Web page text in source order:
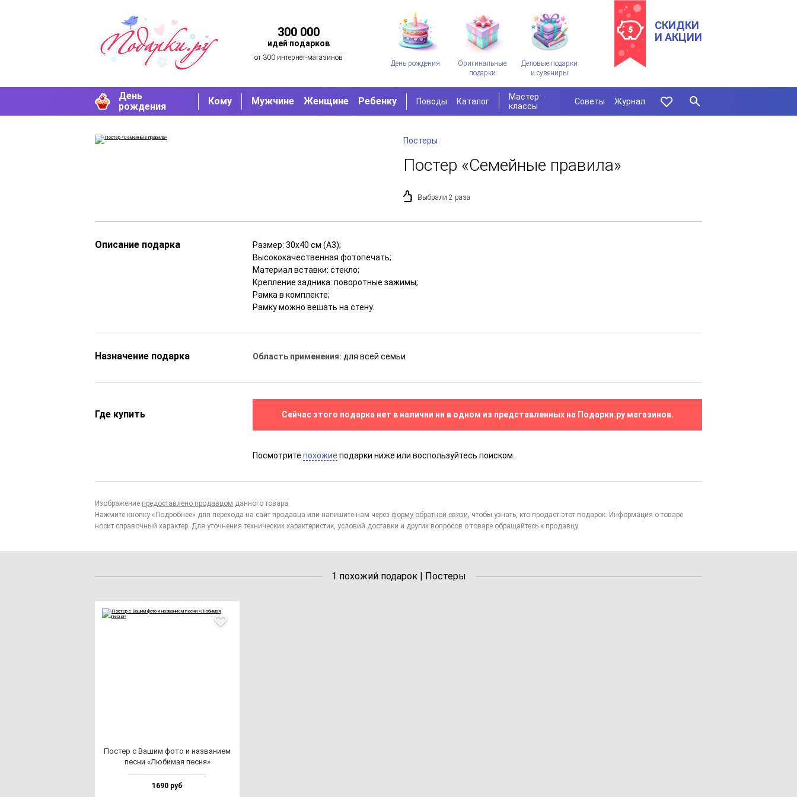
300 000
идей подарков
от 300 интернет-магазинов
День рождения
Оригинальные
подарки
Деловые подарки
и сувениры
СКИДКИ
И АКЦИИ
День
рождения
Кому Мужчине Женщине Ребенку Поводы Каталог
Мастер-
классы
Советы Журнал
Постеры
Постер «Семейные правила»
Выбрали 2 раза
Описание подарка
Размер: 30х40 см (А3);
Высококачественная фотопечать;
Материал вставки: стекло;
Крепление задника: поворотные зажимы;
Рамка в комплекте;
Рамку можно вешать на стену.
Назначение подарка Область применения:для всей семьи
Где купить Сейчас этого подарка нет в наличии ни в одном из представленных на Подарки.ру магазинов.
Посмотритепохожие подарки ниже или воспользуйтесь поиском.
Изображение предоставлено продавцом данного товара.
Нажмите кнопку «Подробнее» для перехода на сайт продавца или напишите нам через форму обратной связи, чтобы узнать, кто продает этот подарок. Информация о товаре
носит справочный характер. Для уточнения технических характеристик, условий доставки и других вопросов о товаре обращайтесь к продавцу.
1 похожий подарок | Постеры
Пос­тер с Вашим фо­то и наз­ва­ни­ем
пес­ни «Люби­мая пес­ня»
1690 руб